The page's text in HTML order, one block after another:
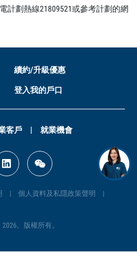
計劃熱線21809521或參考計劃的網
續約/升級優惠
登入我的戶口
客戶 就業機會
個人資料及私隱政策聲明
。版權所有。